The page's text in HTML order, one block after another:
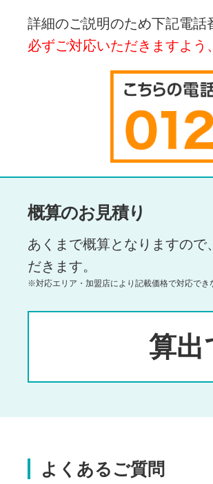
詳細のご説明のため下記電
必ずご対応いただきますよう
概算のお見積り
あくまで概算となりますの
だきます。
※対応エリア・加盟店により記載価格で対応でき
算出
よくあるご質問